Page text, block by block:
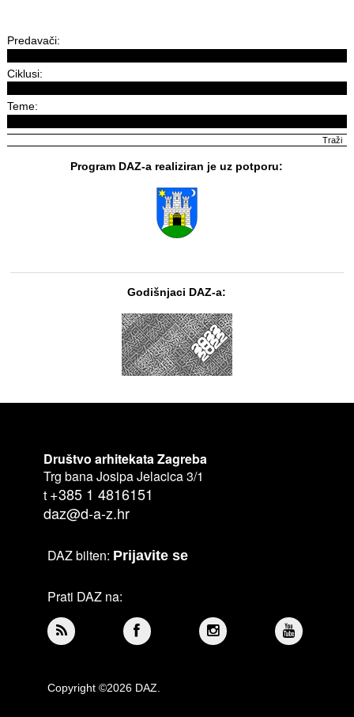
Predavači:
Ciklusi:
Teme:
Program DAZ-a realiziran je uz potporu:
Godišnjaci DAZ-a:
Društvo arhitekata Zagreba
Trg bana Josipa Jelacica 3/1
t +385 1 4816151
daz@d-a-z.hr
DAZ bilten: Prijavite se
Prati DAZ na:
Copyright ©2026 DAZ.